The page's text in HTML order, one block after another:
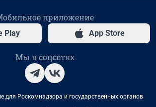
приложение
Play App Store
Мы в соцсетях
для Роскомнадзора и государственных органов